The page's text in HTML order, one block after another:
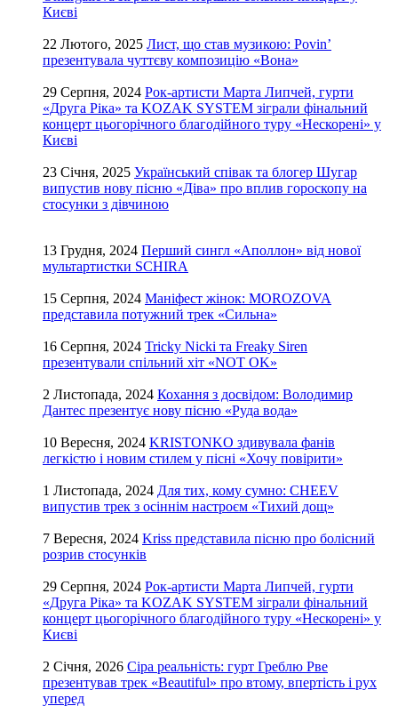
Києві
22 Лютого, 2025 Лист, що став музикою: Povin’
презентувала чуттєву композицію «Вона»
29 Серпня, 2024 Рок-артисти Марта Липчей, гурти
«Друга Ріка» та KOZAK SYSTEM зіграли фінальний
концерт цьогорічного благодійного туру «Нескорені» у
Києві
23 Січня, 2025 Український співак та блогер Шугар
випустив нову пісню «Діва» про вплив гороскопу на
стосунки з дівчиною
13 Грудня, 2024 Перший сингл «Аполлон» від нової
мультартистки SCHIRA
15 Серпня, 2024 Маніфест жінок: MOROZOVA
представила потужний трек «Сильна»
16 Серпня, 2024 Tricky Nicki та Freaky Siren
презентували спільний хіт «NOT OK»
2 Листопада, 2024 Кохання з досвідом: Володимир
Дантес презентує нову пісню «Руда вода»
10 Вересня, 2024 KRISTONKO здивувала фанів
легкістю і новим стилем у пісні «Хочу повірити»
1 Листопада, 2024 Для тих, кому сумно: CHEEV
випустив трек з осіннім настроєм «Тихий дощ»
7 Вересня, 2024 Kriss представила пісню про болісний
розрив стосунків
29 Серпня, 2024 Рок-артисти Марта Липчей, гурти
«Друга Ріка» та KOZAK SYSTEM зіграли фінальний
концерт цьогорічного благодійного туру «Нескорені» у
Києві
2 Січня, 2026 Сіра реальність: гурт Греблю Рве
презентував трек «Beautiful» про втому, впертість і рух
уперед